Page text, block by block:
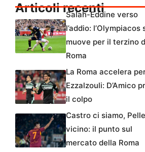
Articoli recenti
Salah-Eddine verso
l’addio: l’Olympiacos
muove per il terzino
Roma
La Roma accelera
Ezzalzouli: D’Amico
il colpo
Castro ci siamo,
vicino: il punto sul
mercato della Roma